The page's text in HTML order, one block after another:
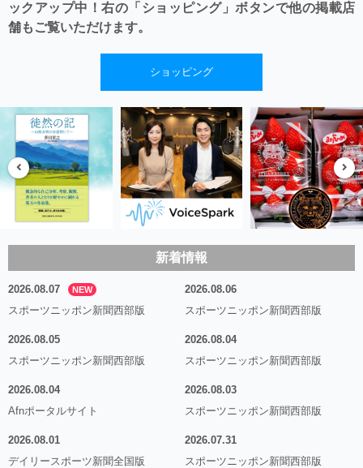
ックアップ中！右の「ショッピング」ボタンで他の掲載店
舗もご覧いただけます。
ショッピング
新着情報
2026.08.07 NEW
スポーツニッポン新聞西部版
2026.08.06
スポーツニッポン新聞西部版
2026.08.05
スポーツニッポン新聞西部版
2026.08.04
スポーツニッポン新聞西部版
2026.08.04
Afnポータルサイト
2026.08.03
スポーツニッポン新聞西部版
2026.08.01
デイリースポーツ新聞全国版
2026.07.31
スポーツニッポン新聞西部版